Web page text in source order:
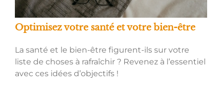
Optimisez votre santé et votre bien-être
La santé et le bien-être figurent-ils sur votre
liste de choses à rafraîchir ? Revenez à l’essentiel
avec ces idées d’objectifs !